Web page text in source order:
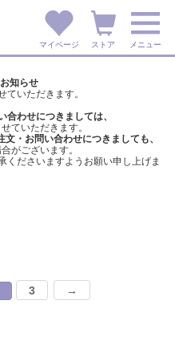
マイページ ストア メニュー
知らせ
いただきます。
わせにつきましては、
せていただきます。
文・ お問い合わせにつきましても、
がございます。
くださいますようお願い申し上げま
3 →